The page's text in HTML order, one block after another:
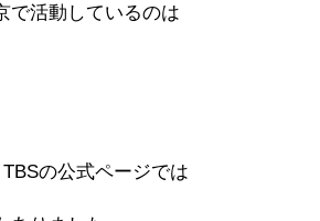
で活動しているのは
の公式ページでは